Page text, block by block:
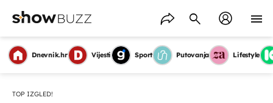
Dnevnik.hr Vijesti Sport Putovanja Lifestyle
TOP IZGLED!